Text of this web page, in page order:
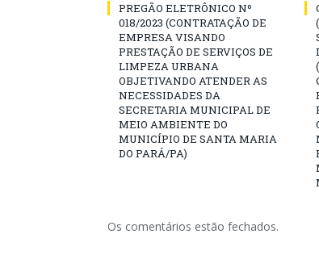
PREGÃO ELETRÔNICO Nº
018/2023 (CONTRATAÇÃO DE
EMPRESA VISANDO
PRESTAÇÃO DE SERVIÇOS DE
LIMPEZA URBANA
OBJETIVANDO ATENDER AS
NECESSIDADES DA
SECRETARIA MUNICIPAL DE
MEIO AMBIENTE DO
MUNICÍPIO DE SANTA MARIA
DO PARÁ/PA)
Os comentários estão fechados.